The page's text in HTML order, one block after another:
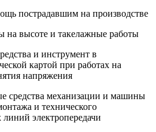
пострадавшим на производстве
на высоте и такелажные работы
и инструмент в
картой при работах на
напряжения
средства механизации и машины
и технического
электропередачи